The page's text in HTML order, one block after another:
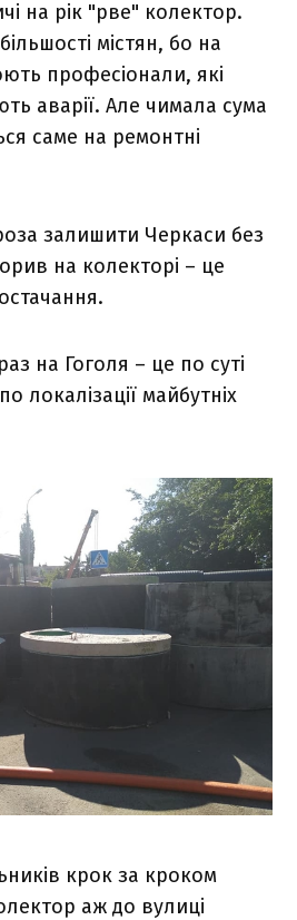
на рік "рве" колектор.
містян, бо на
професіонали, які
аварії. Але чимала сума
саме на ремонтні
залишити Черкаси без
на колекторі – це
на Гоголя – це по суті
локалізації майбутніх
крок за кроком
аж до вулиці